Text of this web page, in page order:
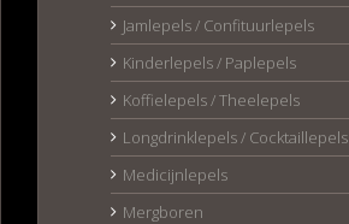
Jamlepels / Confituurlepels
Kinderlepels / Paplepels
Koffielepels / Theelepels
Longdrinklepels / Cocktaillepels
Medicijnlepels
Mergboren